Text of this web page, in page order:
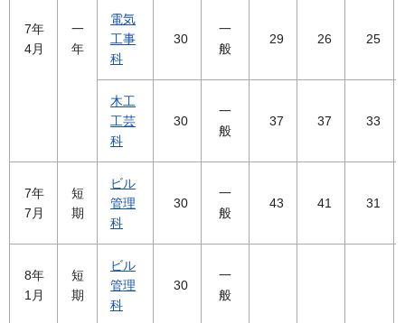
7年
4月
一
年
電気
工事
科
30
一
般
29 26 25
木工
工芸
科
30
一
般
37 37 33
7年
7月
短
期
ビル
管理
科
30
一
般
43 41 31
8年
1月
短
期
ビル
管理
科
30
一
般